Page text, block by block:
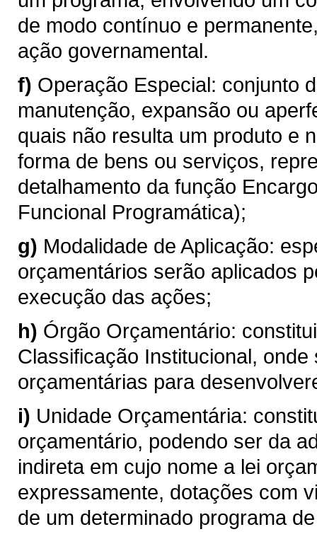
de modo contínuo e
ação governamental.
f) Operação Especial: conjunto
manutenção, expansão ou
quais não resulta um produto e
forma de bens ou serviços,
detalhamento da função
Funcional Programática);
g) Modalidade de Aplicação:
orçamentários serão aplicados
execução das ações;
h) Órgão Orçamentário:
Classificação Institucional,
orçamentárias para
i) Unidade Orçamentária:
orçamentário, podendo ser da
indireta em cujo nome a lei
expressamente, dotações com
de um determinado programa